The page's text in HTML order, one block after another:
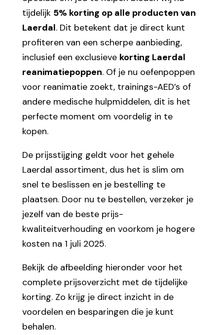
tijdelijk 5% korting op alle producten van
Laerdal. Dit betekent dat je direct kunt
profiteren van een scherpe aanbieding,
inclusief een exclusieve korting Laerdal
reanimatiepoppen. Of je nu oefenpoppen
voor reanimatie zoekt, trainings-AED’s of
andere medische hulpmiddelen, dit is het
perfecte moment om voordelig in te
kopen.
De prijsstijging geldt voor het gehele
Laerdal assortiment, dus het is slim om
snel te beslissen en je bestelling te
plaatsen. Door nu te bestellen, verzeker je
jezelf van de beste prijs-
kwaliteitverhouding en voorkom je hogere
kosten na 1 juli 2025.
Bekijk de afbeelding hieronder voor het
complete prijsoverzicht met de tijdelijke
korting. Zo krijg je direct inzicht in de
voordelen en besparingen die je kunt
behalen.